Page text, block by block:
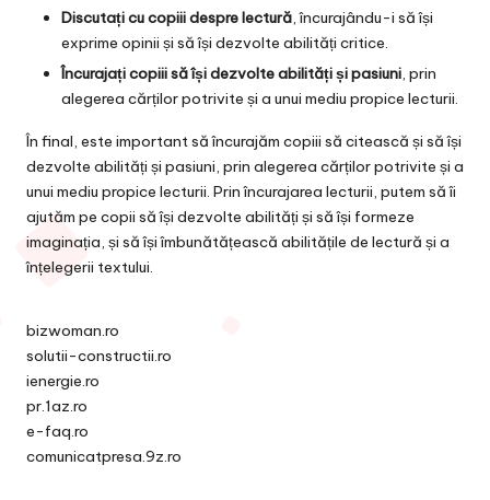
Discutați cu copiii despre lectură, încurajându-i să își
exprime opinii și să își dezvolte abilități critice.
Încurajați copiii să își dezvolte abilități și pasiuni, prin
alegerea cărților potrivite și a unui mediu propice lecturii.
În final, este important să încurajăm copiii să citească și să își
dezvolte abilități și pasiuni, prin alegerea cărților potrivite și a
unui mediu propice lecturii. Prin încurajarea lecturii, putem să îi
ajutăm pe copii să își dezvolte abilități și să își formeze
imaginația, și să își îmbunătățească abilitățile de lectură și a
înțelegerii textului.
bizwoman.ro
solutii-constructii.ro
ienergie.ro
pr.1az.ro
e-faq.ro
comunicatpresa.9z.ro